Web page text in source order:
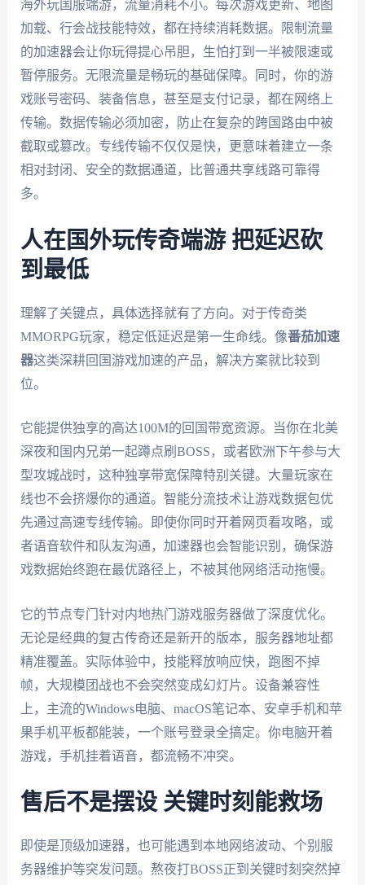
海外玩国服端游，流量消耗不小。每次游戏更新、地图
加载、行会战技能特效，都在持续消耗数据。限制流量
的加速器会让你玩得提心吊胆，生怕打到一半被限速或
暂停服务。无限流量是畅玩的基础保障。同时，你的游
戏账号密码、装备信息，甚至是支付记录，都在网络上
传输。数据传输必须加密，防止在复杂的跨国路由中被
截取或篡改。专线传输不仅仅是快，更意味着建立一条
相对封闭、安全的数据通道，比普通共享线路可靠得
多。
人在国外玩传奇端游 把延迟砍
到最低
理解了关键点，具体选择就有了方向。对于传奇类
MMORPG玩家，稳定低延迟是第一生命线。像番茄加速
器这类深耕回国游戏加速的产品，解决方案就比较到
位。
它能提供独享的高达100M的回国带宽资源。当你在北美
深夜和国内兄弟一起蹲点刷BOSS，或者欧洲下午参与大
型攻城战时，这种独享带宽保障特别关键。大量玩家在
线也不会挤爆你的通道。智能分流技术让游戏数据包优
先通过高速专线传输。即使你同时开着网页看攻略，或
者语音软件和队友沟通，加速器也会智能识别，确保游
戏数据始终跑在最优路径上，不被其他网络活动拖慢。
它的节点专门针对内地热门游戏服务器做了深度优化。
无论是经典的复古传奇还是新开的版本，服务器地址都
精准覆盖。实际体验中，技能释放响应快，跑图不掉
帧，大规模团战也不会突然变成幻灯片。设备兼容性
上，主流的Windows电脑、macOS笔记本、安卓手机和苹
果手机平板都能装，一个账号登录全搞定。你电脑开着
游戏，手机挂着语音，都流畅不冲突。
售后不是摆设 关键时刻能救场
即使是顶级加速器，也可能遇到本地网络波动、个别服
务器维护等突发问题。熬夜打BOSS正到关键时刻突然掉